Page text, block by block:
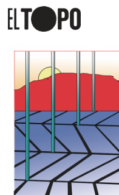
Skip
content